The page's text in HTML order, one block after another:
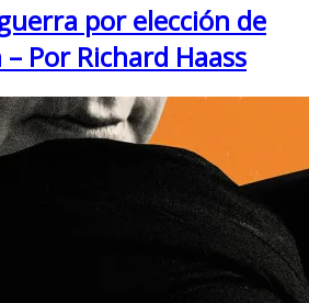
por elección de
Por Richard Haass